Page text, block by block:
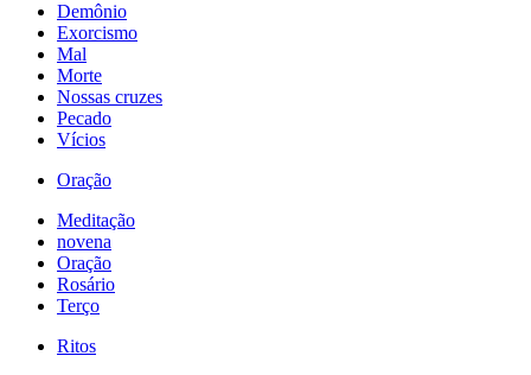
Demônio
Exorcismo
Mal
Morte
Nossas cruzes
Pecado
Vícios
Oração
Meditação
novena
Oração
Rosário
Terço
Ritos